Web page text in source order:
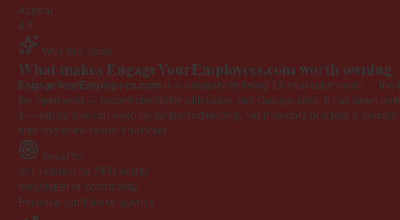
Appeal
4.0
Why this name
What makes EngageYourEmployees.com worth owning
EngageYourEmployees.com is a category-defining 19-character name — the
the open web — instant credibility with users and Google alike. It has been
it — equity you can keep by simply redirecting. For investors building a
time someone reads it out loud.
Great for
301 redirect for SEO equity
Newsletter or community
Personal portfolio or agency